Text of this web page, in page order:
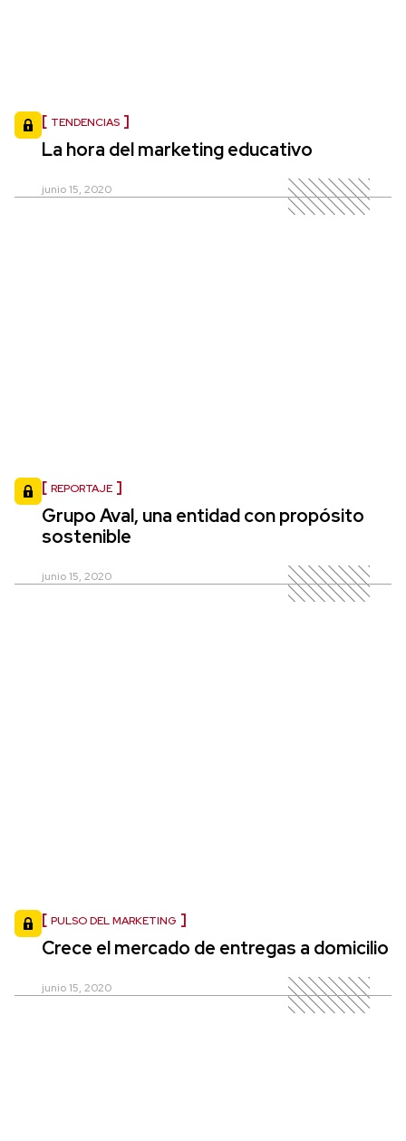
TENDENCIAS
La hora del marketing educativo
junio 15, 2020
REPORTAJE
Grupo Aval, una entidad con propósito
sostenible
junio 15, 2020
PULSO DEL MARKETING
Crece el mercado de entregas a domicilio
junio 15, 2020